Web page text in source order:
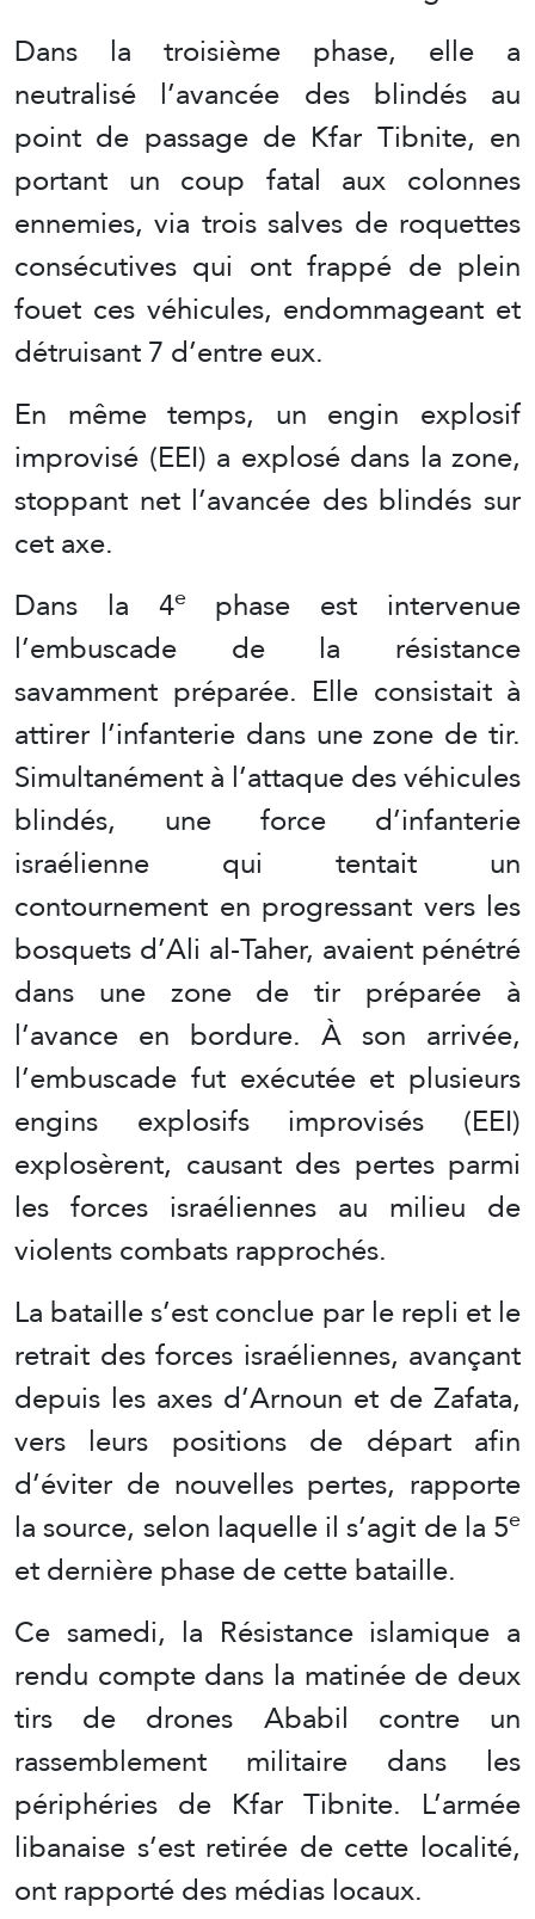
Dans la troisième phase, elle a
neutralisé l’avancée des blindés au
point de passage de Kfar Tibnite, en
portant un coup fatal aux colonnes
ennemies, via trois salves de roquettes
consécutives qui ont frappé de plein
fouet ces véhicules, endommageant et
détruisant 7 d’entre eux.
En même temps, un engin explosif
improvisé (EEI) a explosé dans la zone,
stoppant net l’avancée des blindés sur
cet axe.
Dans la 4ephase est intervenue
l’embuscade de la résistance
savamment préparée. Elle consistait à
attirer l’infanterie dans une zone de tir.
Simultanément à l’attaque des véhicules
blindés, une force d’infanterie
israélienne qui tentait un
contournement en progressant vers les
bosquets d’Ali al-Taher, avaient pénétré
dans une zone de tir préparée à
l’avance en bordure. À son arrivée,
l’embuscade fut exécutée et plusieurs
engins explosifs improvisés (EEI)
explosèrent, causant des pertes parmi
les forces israéliennes au milieu de
violents combats rapprochés.
La bataille s’est conclue par le repli et le
retrait des forces israéliennes, avançant
depuis les axes d’Arnoun et de Zafata,
vers leurs positions de départ afin
d’éviter de nouvelles pertes, rapporte
la source, selon laquelle il s’agit de la 5e
et dernière phase de cette bataille.
Ce samedi, la Résistance islamique a
rendu compte dans la matinée de deux
tirs de drones Ababil contre un
rassemblement militaire dans les
périphéries de Kfar Tibnite. L’armée
libanaise s’est retirée de cette localité,
ont rapporté des médias locaux.